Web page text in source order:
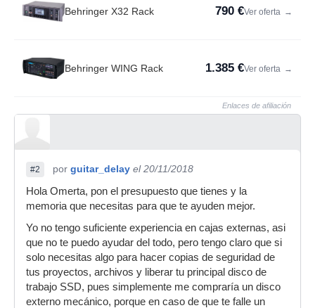
Behringer X32 Rack 790 €Ver oferta →
Behringer WING Rack 1.385 €Ver oferta →
Enlaces de afiliación
#2 por guitar_delay el 20/11/2018
Hola Omerta, pon el presupuesto que tienes y la
memoria que necesitas para que te ayuden mejor.
Yo no tengo suficiente experiencia en cajas externas, asi
que no te puedo ayudar del todo, pero tengo claro que si
solo necesitas algo para hacer copias de seguridad de
tus proyectos, archivos y liberar tu principal disco de
trabajo SSD, pues simplemente me compraría un disco
externo mecánico, porque en caso de que te falle un